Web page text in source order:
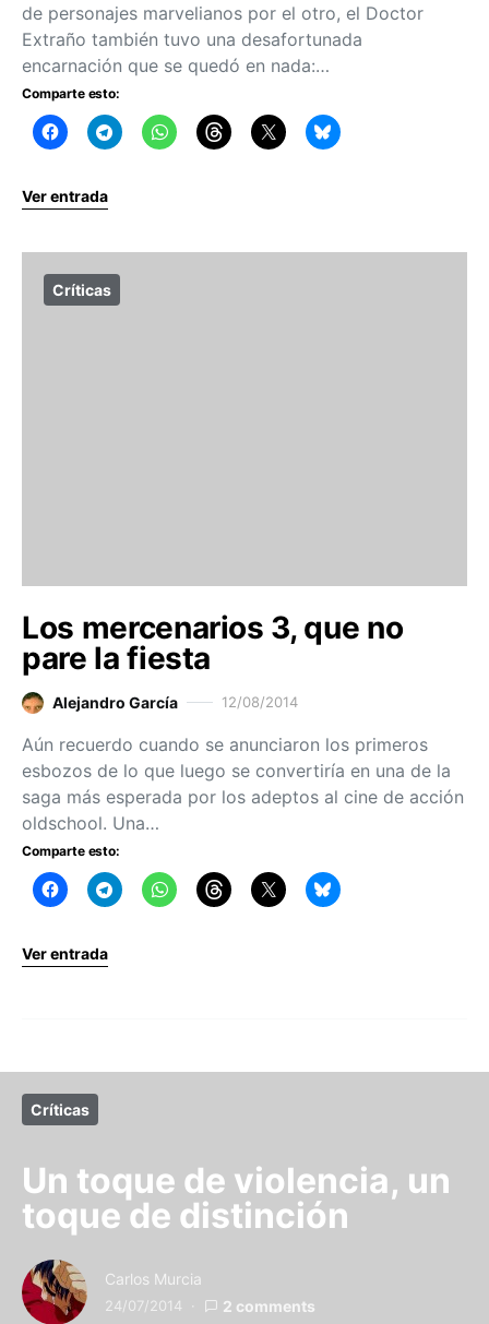
de personajes marvelianos por el otro, el Doctor
Extraño también tuvo una desafortunada
encarnación que se quedó en nada:…
Comparte esto:
Ver entrada
Críticas
Los mercenarios 3, que no
pare la fiesta
Alejandro García 12/08/2014
Aún recuerdo cuando se anunciaron los primeros
esbozos de lo que luego se convertiría en una de la
saga más esperada por los adeptos al cine de acción
oldschool. Una…
Comparte esto:
Ver entrada
Críticas
Un toque de violencia, un
toque de distinción
Carlos Murcia
24/07/2014 2 comments